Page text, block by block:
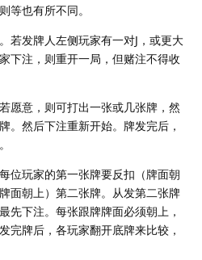
等也有所不同。
若发牌人左侧玩家有一对J，或更大
下注，则重开一局，但赌注不得收
愿意，则可打出一张或几张牌，然
。然后下注重新开始。牌发完后，
位玩家的第一张牌要反扣（牌面朝
面朝上）第二张牌。从发第二张牌
先下注。每张跟牌牌面必须朝上，
完牌后，各玩家翻开底牌来比较，